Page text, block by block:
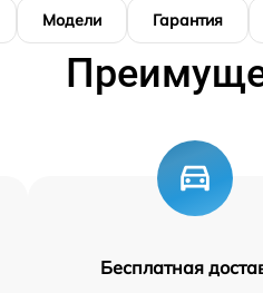
Модели Гарантия
Бесплатная